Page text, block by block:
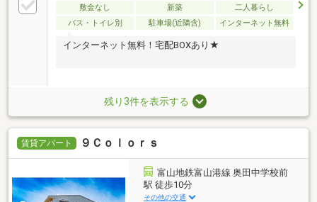
敷金なし 新築
二人暮らし
バス・トイレ別
駐車場(近隣含) インターネット無料
インターネット無料！宅配BOXあり★
残り3件を表示する
賃貸アパート ９Ｃｏｌｏｒｓ
富山地鉄富山港線 奥田中学校前
駅 徒歩10分
その他の交通